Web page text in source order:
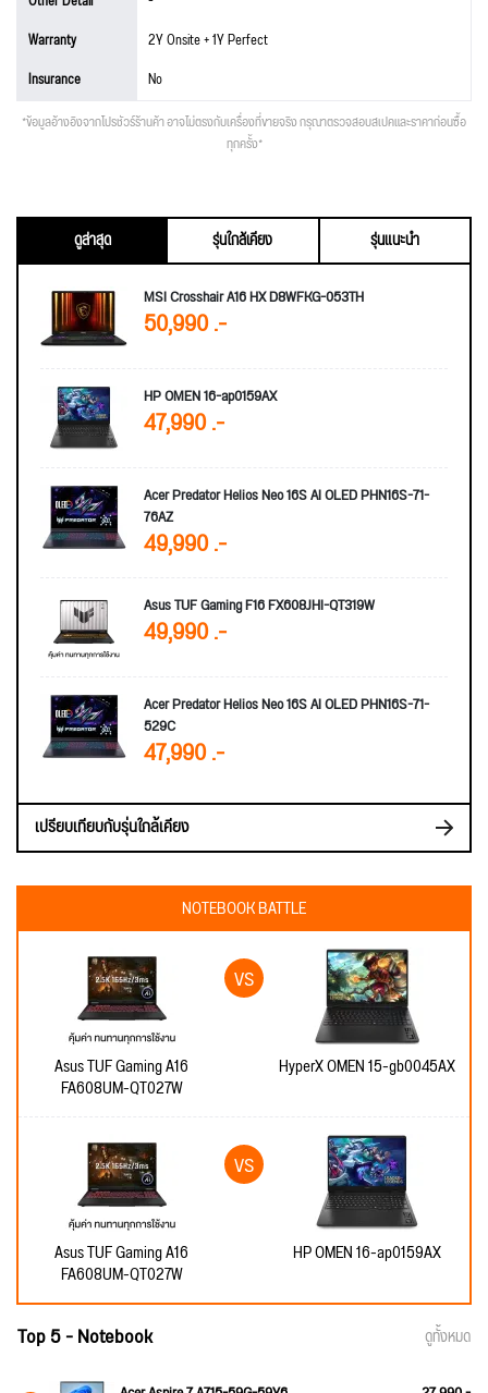
Warranty
2Y Onsite + 1Y Perfect
Insurance
No
*ข้อมูลอ้างอิงจากโปรชัวร์ร้านค้า อาจไม่ตรงกับเครื่องที่ขายจริง กรุณาตรวจสอบสเปคและราคาก่อนซื้อ
ทุกครั้ง*
ดูล่าสุด รุ่นใกล้เคียง
รุ่นแนะนำ
MSI Crosshair A16 HX D8WFKG-053TH
50,990 .-
HP OMEN 16-ap0159AX
47,990 .-
Acer Predator Helios Neo 16S AI OLED PHN16S-71-
76AZ
49,990 .-
Asus TUF Gaming F16 FX608JHI-QT319W
49,990 .-
Acer Predator Helios Neo 16S AI OLED PHN16S-71-
529C
47,990 .-
เปรียบเทียบกับรุ่นใกล้เคียง
NOTEBOOK BATTLE
Asus TUF Gaming A16
FA608UM-QT027W
HyperX OMEN 15-gb0045AX
Asus TUF Gaming A16
FA608UM-QT027W
HP OMEN 16-ap0159AX
Top 5 - Notebook ดูทั้งหมด